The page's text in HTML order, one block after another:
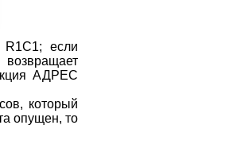
R1C1; если
АДРЕС
который
опущен, то